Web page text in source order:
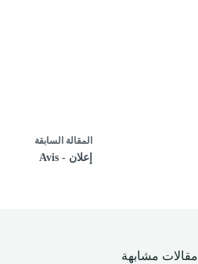
المقالة السابقة
إعلان - Avis
مقالات مشابهة